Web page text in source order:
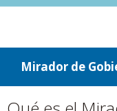
ir a contenido
ir al menú
Mirador de